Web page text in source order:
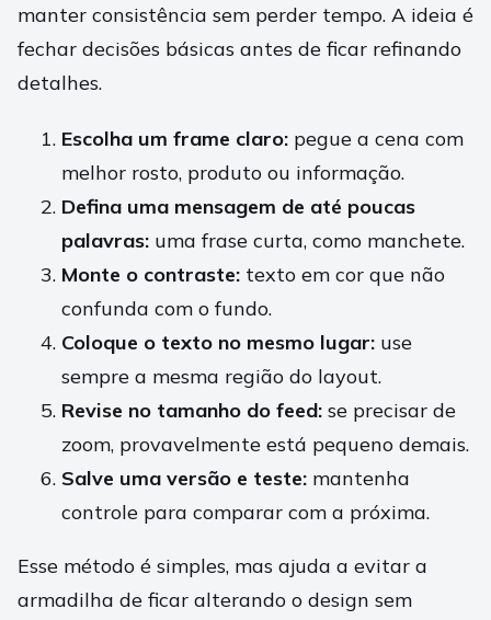
manter consistência sem perder tempo. A ideia é
fechar decisões básicas antes de ficar refinando
detalhes.
Escolha um frame claro: pegue a cena com
melhor rosto, produto ou informação.
Defina uma mensagem de até poucas
palavras: uma frase curta, como manchete.
Monte o contraste: texto em cor que não
confunda com o fundo.
Coloque o texto no mesmo lugar: use
sempre a mesma região do layout.
Revise no tamanho do feed: se precisar de
zoom, provavelmente está pequeno demais.
Salve uma versão e teste: mantenha
controle para comparar com a próxima.
Esse método é simples, mas ajuda a evitar a
armadilha de ficar alterando o design sem